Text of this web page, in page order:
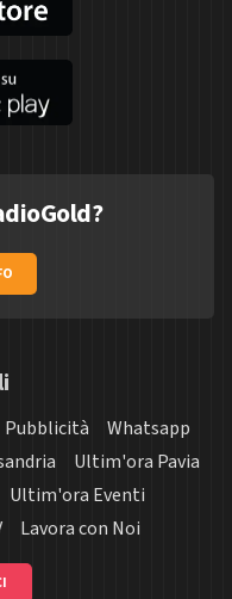
Pubblicità
Whatsapp
Ultim'ora Pavia
Ultim'ora Eventi
Lavora con Noi